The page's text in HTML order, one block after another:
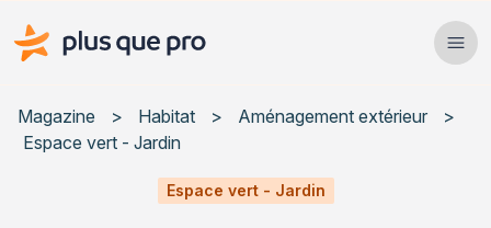
Plus que pro Mag'
Habitat
Magazine > Habitat > Aménagement extérieur
>
Espace vert - Jardin
Espace vert - Jardin